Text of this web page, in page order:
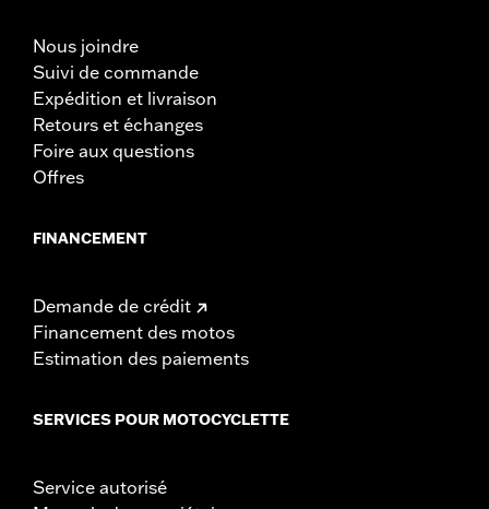
Nous joindre
Suivi de commande
Expédition et livraison
Retours et échanges
Foire aux questions
Offres
FINANCEMENT
Demande de crédit
Financement des motos
Estimation des paiements
SERVICES POUR MOTOCYCLETTE
Service autorisé